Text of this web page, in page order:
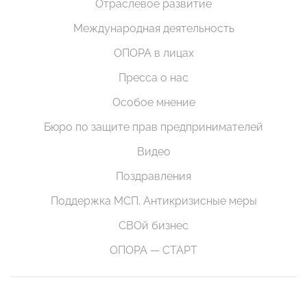
Отраслевое развитие
Международная деятельность
ОПОРА в лицах
Пресса о нас
Особое мнение
Бюро по защите прав предпринимателей
Видео
Поздравления
Поддержка МСП. Антикризисные меры
СВОй бизнес
ОПОРА — СТАРТ